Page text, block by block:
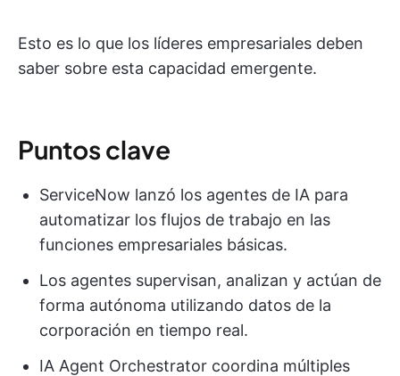
Esto es lo que los líderes empresariales deben
saber sobre esta capacidad emergente.
Puntos clave
ServiceNow lanzó los agentes de IA para
automatizar los flujos de trabajo en las
funciones empresariales básicas.
Los agentes supervisan, analizan y actúan de
forma autónoma utilizando datos de la
corporación en tiempo real.
IA Agent Orchestrator coordina múltiples